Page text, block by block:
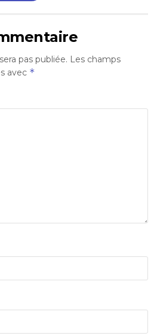
pas publiée. Les champs
avec *